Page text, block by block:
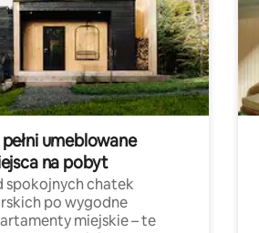
umeblowane
na pobyt
spokojnych chatek
po wygodne
miejskie – te